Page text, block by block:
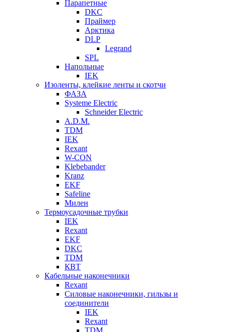
Парапетные
DKC
Праймер
Арктика
DLP
Legrand
SPL
Напольные
IEK
Изоленты, клейкие ленты и скотчи
ФАЗА
Systeme Electric
Schneider Electric
A.D.M.
TDM
IEK
Rexant
W-CON
Klebebander
Kranz
EKF
Safeline
Милен
Термоусадочные трубки
IEK
Rexant
EKF
DKC
TDM
КВТ
Кабельные наконечники
Rexant
Силовые наконечники, гильзы и
соединители
IEK
Rexant
TDM